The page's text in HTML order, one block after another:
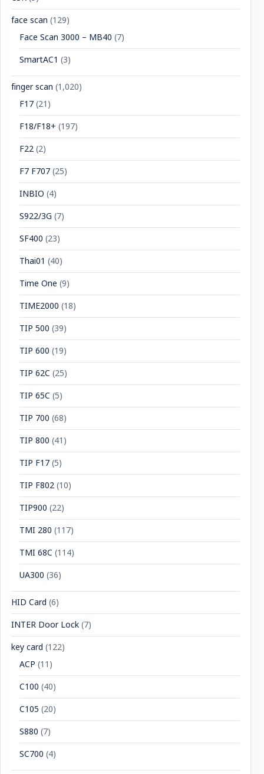
face scan (129)
Face Scan 3000 – MB40 (7)
SmartAC1 (3)
finger scan (1,020)
F17(21)
F18/F18+ (197)
F22(2)
F7 F707(25)
INBIO (4)
S922/3G (7)
SF400 (23)
Thai01 (40)
Time One (9)
TIME2000 (18)
TIP 500 (39)
TIP 600 (19)
TIP 62C (25)
TIP 65C (5)
TIP 700 (68)
TIP 800 (41)
TIP F17(5)
TIP F802(10)
TIP900 (22)
TMI 280 (117)
TMI 68C (114)
UA300 (36)
HID Card (6)
INTER Door Lock(7)
key card (122)
ACP (11)
C100 (40)
C105 (20)
S880 (7)
SC700 (4)